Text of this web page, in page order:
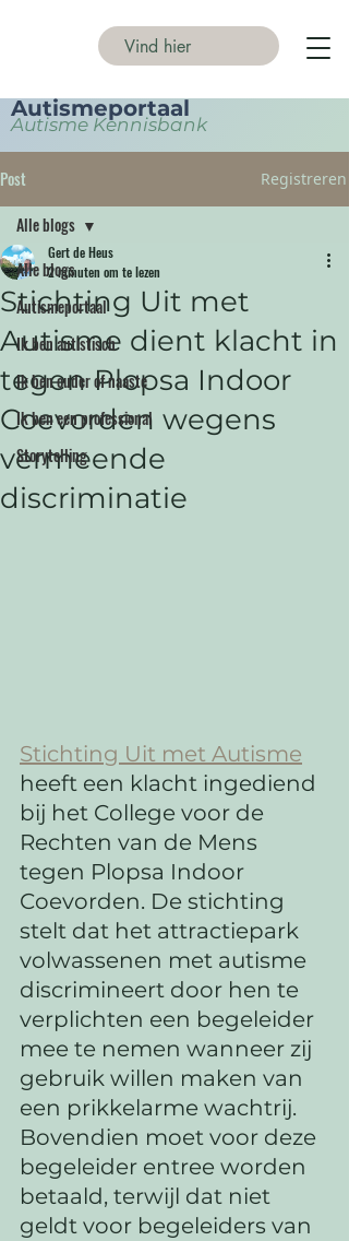
Autismeportaal
Autisme Kennisbank
Post Registreren
Alle blogs
Autismeportaal
Ik ben autistisch
Ik ben ouder of naaste
Ik ben een professional
Storytelling
Alle blogs
Stichting Uit met
Autisme dient klacht in
tegen Plopsa Indoor
Coevorden wegens
vermeende
discriminatie
Gert de Heus
2 minuten om te lezen
Stichting Uit met Autisme
heeft een klacht ingediend
bij het College voor de
Rechten van de Mens
tegen Plopsa Indoor
Coevorden. De stichting
stelt dat het attractiepark
volwassenen met autisme
discrimineert door hen te
verplichten een begeleider
mee te nemen wanneer zij
gebruik willen maken van
een prikkelarme wachtrij.
Bovendien moet voor deze
begeleider entree worden
betaald, terwijl dat niet
geldt voor begeleiders van